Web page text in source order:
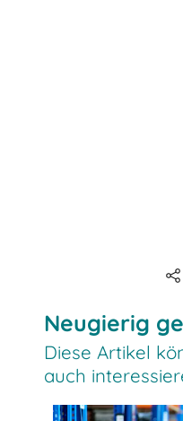
Neugierig
Diese Artikel
auch